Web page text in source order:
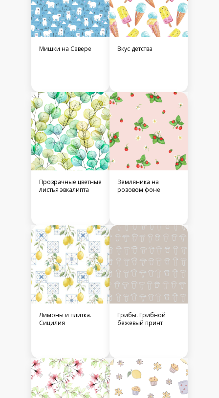
Мишки на Севере Вкус детства
Прозрачные цветные
листья эвкалипта
Земляника на
розовом фоне
Лимоны и плитка.
Сицилия
Грибы. Грибной
бежевый принт